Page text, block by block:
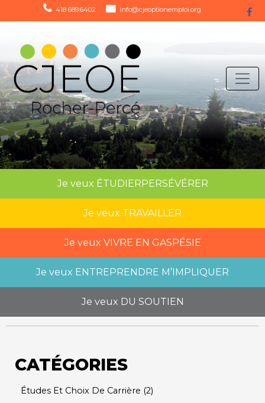
418 689.6402 info@cjeoptionemploi.org
Je veux ÉTUDIERPERSÉVÉRER
Je veux TRAVAILLER
Je veux VIVRE EN GASPÉSIE
Je veux ENTREPRENDRE M’IMPLIQUER
Je veux DU SOUTIEN
CATÉGORIES
Études Et Choix De Carrière (2)